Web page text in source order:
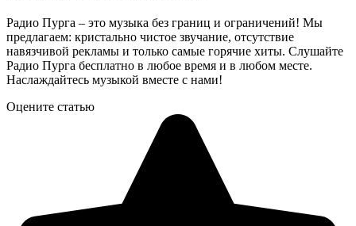
Радио Пурга – это музыка без границ и ограничений! Мы
предлагаем: кристально чистое звучание, отсутствие
навязчивой рекламы и только самые горячие хиты. Слушайте
Радио Пурга бесплатно в любое время и в любом месте.
Наслаждайтесь музыкой вместе с нами!
Оцените статью